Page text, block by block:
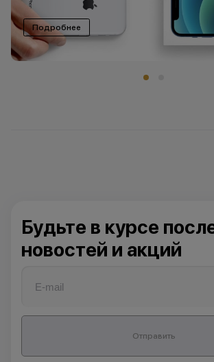
Подробнее
Будьте в курсе
новостей и акций
Отправить